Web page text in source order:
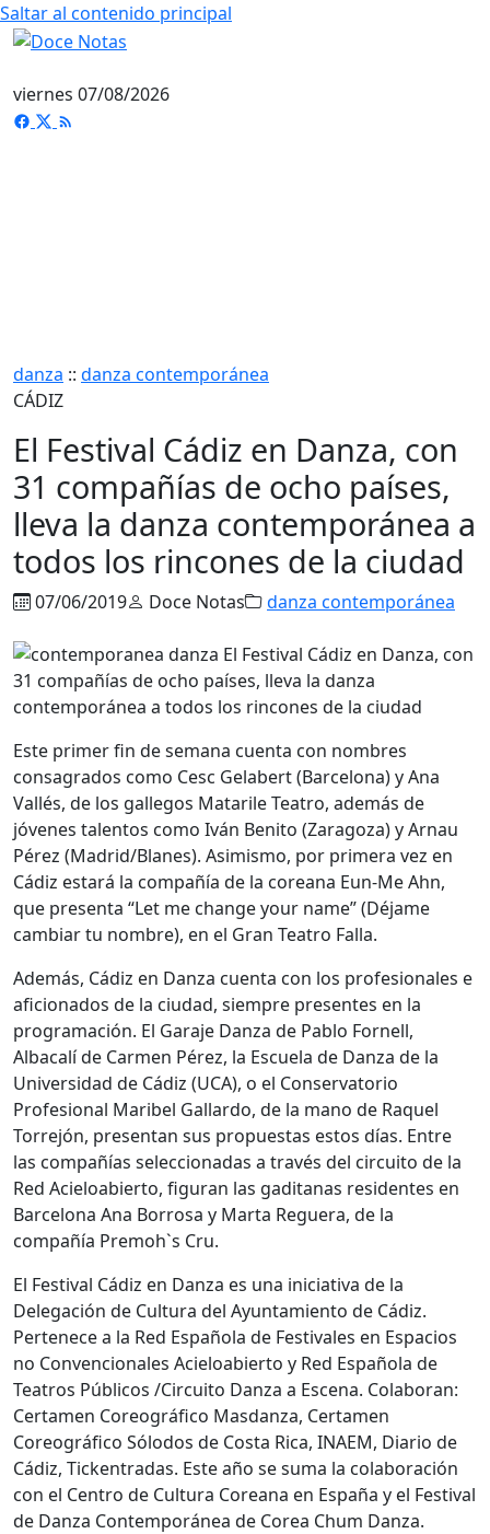
Saltar al contenido principal
viernes 07/08/2026
danza :: danza contemporánea
CÁDIZ
El Festival Cádiz en Danza, con
31 compañías de ocho países,
lleva la danza contemporánea a
todos los rincones de la ciudad
07/06/2019 Doce Notas danza contemporánea
Este primer fin de semana cuenta con nombres
consagrados como Cesc Gelabert (Barcelona) y Ana
Vallés, de los gallegos Matarile Teatro, además de
jóvenes talentos como Iván Benito (Zaragoza) y Arnau
Pérez (Madrid/Blanes). Asimismo, por primera vez en
Cádiz estará la compañía de la coreana Eun-Me Ahn,
que presenta “Let me change your name” (Déjame
cambiar tu nombre), en el Gran Teatro Falla.
Además, Cádiz en Danza cuenta con los profesionales e
aficionados de la ciudad, siempre presentes en la
programación. El Garaje Danza de Pablo Fornell,
Albacalí de Carmen Pérez, la Escuela de Danza de la
Universidad de Cádiz (UCA), o el Conservatorio
Profesional Maribel Gallardo, de la mano de Raquel
Torrejón, presentan sus propuestas estos días. Entre
las compañías seleccionadas a través del circuito de la
Red Acieloabierto, figuran las gaditanas residentes en
Barcelona Ana Borrosa y Marta Reguera, de la
compañía Premoh`s Cru.
El Festival Cádiz en Danza es una iniciativa de la
Delegación de Cultura del Ayuntamiento de Cádiz.
Pertenece a la Red Española de Festivales en Espacios
no Convencionales Acieloabierto y Red Española de
Teatros Públicos /Circuito Danza a Escena. Colaboran:
Certamen Coreográfico Masdanza, Certamen
Coreográfico Sólodos de Costa Rica, INAEM, Diario de
Cádiz, Tickentradas. Este año se suma la colaboración
con el Centro de Cultura Coreana en España y el Festival
de Danza Contemporánea de Corea Chum Danza.